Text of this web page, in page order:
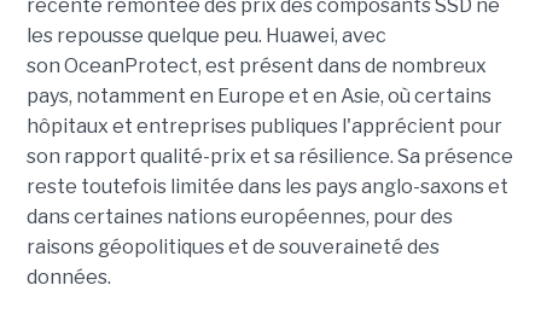
récente remontée des prix des composants SSD ne
les repousse quelque peu. Huawei, avec
son OceanProtect, est présent dans de nombreux
pays, notamment en Europe et en Asie, où certains
hôpitaux et entreprises publiques l'apprécient pour
son rapport qualité-prix et sa résilience. Sa présence
reste toutefois limitée dans les pays anglo-saxons et
dans certaines nations européennes, pour des
raisons géopolitiques et de souveraineté des
données.